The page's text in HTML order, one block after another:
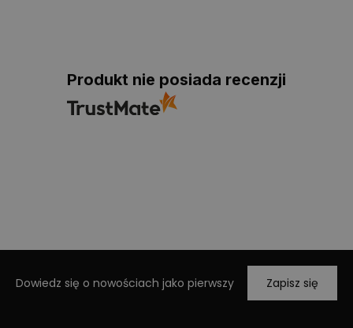
Produkt nie posiada recenzji
Dowiedz się o nowościach jako pierwszy Zapisz się